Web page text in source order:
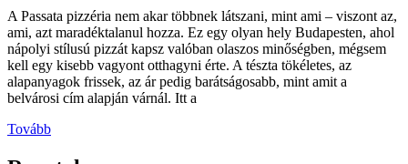
A Passata pizzéria nem akar többnek látszani, mint ami – viszont az,
ami, azt maradéktalanul hozza. Ez egy olyan hely Budapesten, ahol
nápolyi stílusú pizzát kapsz valóban olaszos minőségben, mégsem
kell egy kisebb vagyont otthagyni érte. A tészta tökéletes, az
alapanyagok frissek, az ár pedig barátságosabb, mint amit a
belvárosi cím alapján várnál. Itt a
Tovább